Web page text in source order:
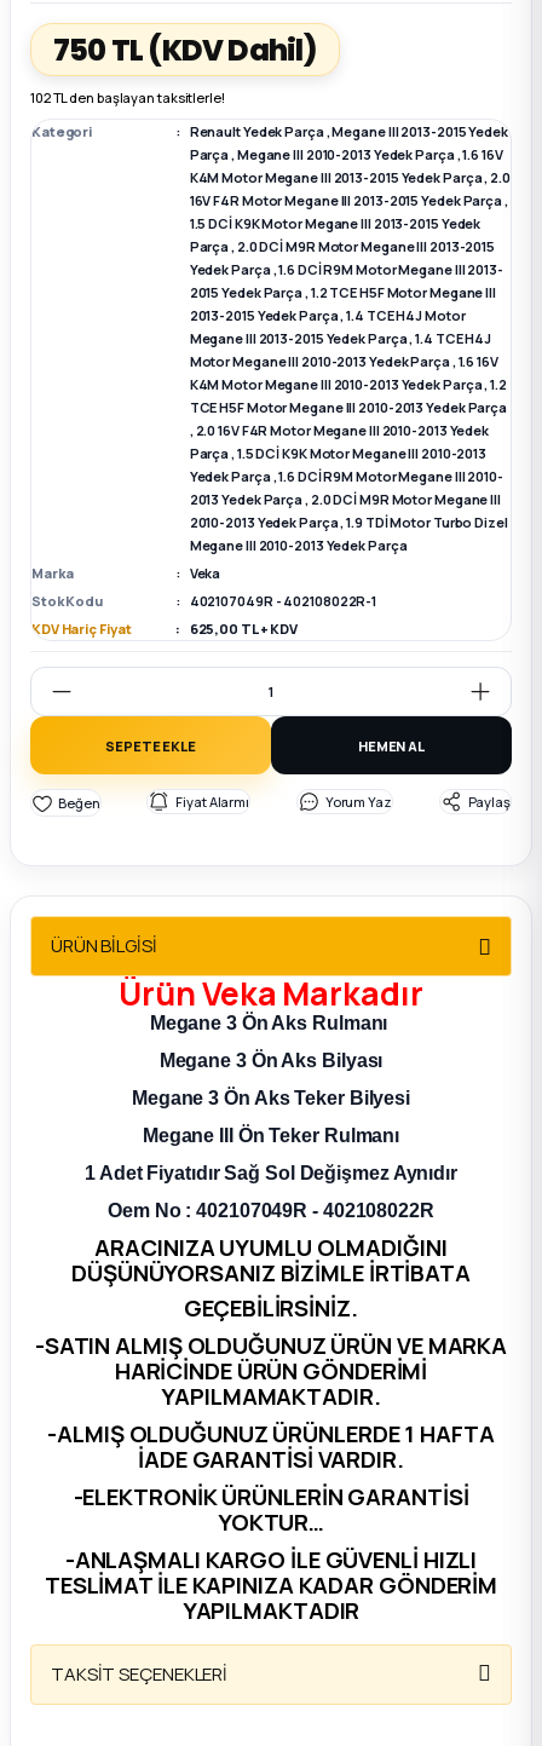
Megane E-TECH Yedek Parça
Parça
Parça
Parça
Parça750 TL(KDV Dahil)
102 TL den başlayan taksitlerle!
Kategori
Renault Yedek Parça,Megane III 2013-2015 Yedek
Parça,Megane III 2010-2013 Yedek Parça,1.6 16V
K4M Motor Megane III 2013-2015 Yedek Parça, 2.0
16V F4R Motor Megane III 2013-2015 Yedek Parça,
1.5 DCİ K9K Motor Megane III 2013-2015 Yedek
Parça, 2.0 DCİ M9R Motor Megane III 2013-2015
Yedek Parça,1.6 DCİ R9M Motor Megane III 2013-
2015 Yedek Parça,1.2 TCE H5F Motor Megane III
2013-2015 Yedek Parça,1.4 TCE H4J Motor
Megane III 2013-2015 Yedek Parça,1.4 TCE H4J
Motor Megane III 2010-2013 Yedek Parça,1.6 16V
K4M Motor Megane III 2010-2013 Yedek Parça,1.2
TCE H5F Motor Megane III 2010-2013 Yedek Parça
, 2.0 16V F4R Motor Megane III 2010-2013 Yedek
Parça,1.5 DCİ K9K Motor Megane III 2010-2013
Yedek Parça,1.6 DCİ R9M Motor Megane III 2010-
2013 Yedek Parça, 2.0 DCİ M9R Motor Megane III
2010-2013 Yedek Parça,1.9 TDİ Motor Turbo Dizel
Megane III 2010-2013 Yedek Parça
Marka
Veka
Stok Kodu
402107049R - 402108022R-1
KDV Hariç Fiyat
625,00 TL + KDV
SEPETE EKLE HEMEN AL
Fiyat Alarmı Yorum Yaz Paylaş
ÜRÜN BİLGİSİ
ÜrünVeka Markadır
Megane 3 Ön Aks Rulmanı
Megane 3 Ön Aks Bilyası
Megane 3 Ön Aks Teker Bilyesi
Megane III Ön Teker Rulmanı
1 Adet Fiyatıdır Sağ Sol Değişmez Aynıdır
Oem No : 402107049R - 402108022R
ARACINIZA UYUMLU OLMADIĞINI
DÜŞÜNÜYORSANIZ BİZİMLE İRTİBATA
GEÇEBİLİRSİNİZ.
-SATIN ALMIŞ OLDUĞUNUZ ÜRÜN VE MARKA
HARİCİNDE ÜRÜN GÖNDERİMİ
YAPILMAMAKTADIR.
-ALMIŞ OLDUĞUNUZ ÜRÜNLERDE 1 HAFTA
İADE GARANTİSİ VARDIR.
-ELEKTRONİK ÜRÜNLERİN GARANTİSİ
YOKTUR…
-ANLAŞMALI KARGO İLE GÜVENLİ HIZLI
TESLİMAT İLE KAPINIZA KADAR GÖNDERİM
YAPILMAKTADIR
TAKSİT SEÇENEKLERİ